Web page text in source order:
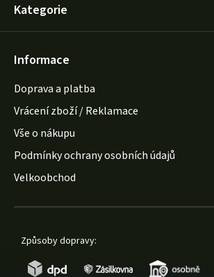
Kategorie
Informace
Doprava a platba
Vrácení zboží / Reklamace
Vše o nákupu
Podmínky ochrany osobních údajů
Velkoobchod
Způsoby dopravy: